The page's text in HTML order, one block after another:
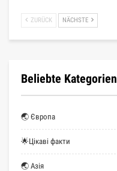
ZURÜCK NÄCHSTE
Beliebte Kategorien
🌏 Європа
🌟Цікаві факти
🌏 Азія